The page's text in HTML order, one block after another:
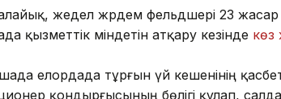
жедел жәрдем фельдшері 23
қызметтік міндетін атқару кезінде
елордада тұрғын үй кешенінің
қондырғысының бөлігі құлап,